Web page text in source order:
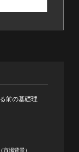
前の基礎理
場背景）